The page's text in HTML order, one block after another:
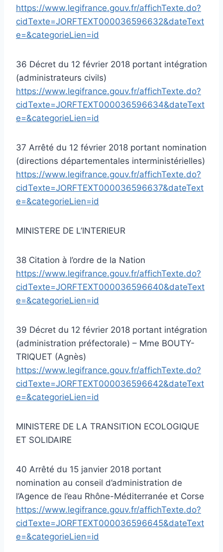
https://www.legifrance.gouv.fr/affichTexte.do?
cidTexte=JORFTEXT000036596632&dateText
e=&categorieLien=id
36 Décret du 12 février 2018 portant intégration
(administrateurs civils)
https://www.legifrance.gouv.fr/affichTexte.do?
cidTexte=JORFTEXT000036596634&dateText
e=&categorieLien=id
37 Arrêté du 12 février 2018 portant nomination
(directions départementales interministérielles)
https://www.legifrance.gouv.fr/affichTexte.do?
cidTexte=JORFTEXT000036596637&dateText
e=&categorieLien=id
MINISTERE DE L’INTERIEUR
38 Citation à l’ordre de la Nation
https://www.legifrance.gouv.fr/affichTexte.do?
cidTexte=JORFTEXT000036596640&dateText
e=&categorieLien=id
39 Décret du 12 février 2018 portant intégration
(administration préfectorale) – Mme BOUTY-
TRIQUET (Agnès)
https://www.legifrance.gouv.fr/affichTexte.do?
cidTexte=JORFTEXT000036596642&dateText
e=&categorieLien=id
MINISTERE DE LA TRANSITION ECOLOGIQUE
ET SOLIDAIRE
40 Arrêté du 15 janvier 2018 portant
nomination au conseil d’administration de
l’Agence de l’eau Rhône-Méditerranée et Corse
https://www.legifrance.gouv.fr/affichTexte.do?
cidTexte=JORFTEXT000036596645&dateText
e=&categorieLien=id